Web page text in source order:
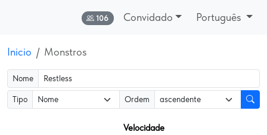
Online:
106 Convidado Português
Inicio Monstros
Nome
Tipo Ordem
Velocidade